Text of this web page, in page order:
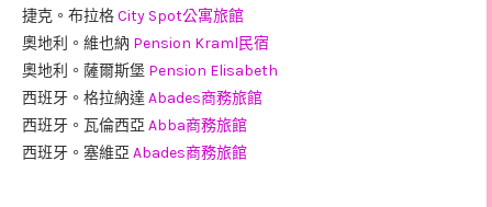
捷克。布拉格City Spot公寓旅館
奧地利。維也納 Pension Kraml民宿
奧地利。薩爾斯堡 Pension Elisabeth
西班牙。格拉納達 Abades商務旅館
西班牙。瓦倫西亞 Abba商務旅館
西班牙。塞維亞 Abades商務旅館